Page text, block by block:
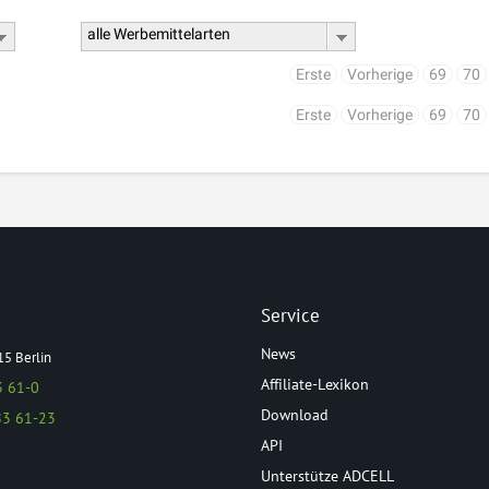
alle Werbemittelarten
Erste Vorherige 69 70
Erste Vorherige 69 70
Berlin
61-0
61-23
Service
News
Affiliate-Lexikon
Download
API
Unterstütze ADCELL